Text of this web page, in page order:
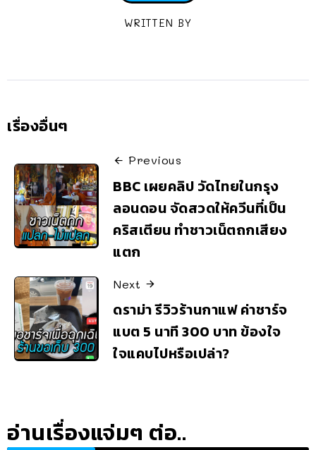
WRITTEN BY
เรื่องอื่นๆ
Previous
BBC เผยคลิป วัดไทยในกรุง
ลอนดอน จัดสวดให้ควีนที่เป็น
คริสเตียน ทำชาวเน็ตถกเสียง
แตก
Next
ดราม่า รีวิวร้านกาแฟ ค่าชาร์จ
แบต 5 นาที 300 บาท ข้องใจ
ใจแคบไปหรือเปล่า?
อ่านเรื่องแจ่มๆ ต่อ..